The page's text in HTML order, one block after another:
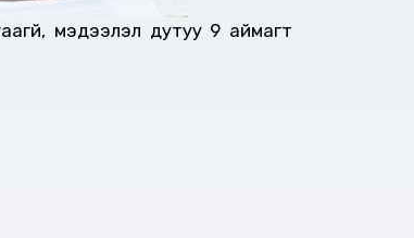
мэдээлэл дутуу 9 аймагт